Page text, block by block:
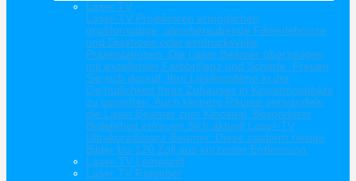
Laser TV
Laser-TV Projektoren ermöglichen
großformatige, atemberaubende Filmerlebnisse
und Diashows oder eindrucksvolle
Präsentationen. Die Laser Beamer überzeugen
mit exzellenter Farbbrillanz und Schärfe. Freuen
Sie sich darauf, Ihre Lieblingsfilme in der
Gemütlichkeit Ihres Zuhauses in Kinoatmosphäre
zu genießen. Auch kleinere Räume verwandeln
die Laser Beamer zum Kinosaal. Besonderer
Beliebtheit erfreuen Sich aktuell Laser-TV
Ultrakurzdistanz Beamer. Diese zaubern riesige
Bilder bis 120 Zoll aus kürzester Entfernung.
Laser-TV Leinwand
Laser TV Ratgeber